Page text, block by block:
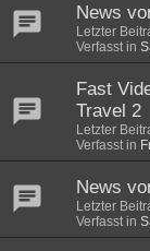
News
Letzter
Verfasst in
Fast
Travel 2
Letzter
Verfasst in
News
Letzter
Verfasst in